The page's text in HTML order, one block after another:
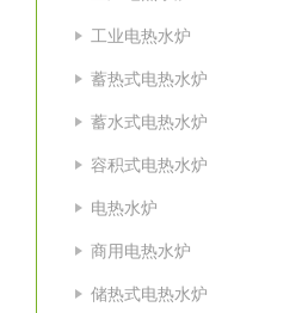
工业电热水炉
蓄热式电热水炉
蓄水式电热水炉
容积式电热水炉
电热水炉
商用电热水炉
储热式电热水炉